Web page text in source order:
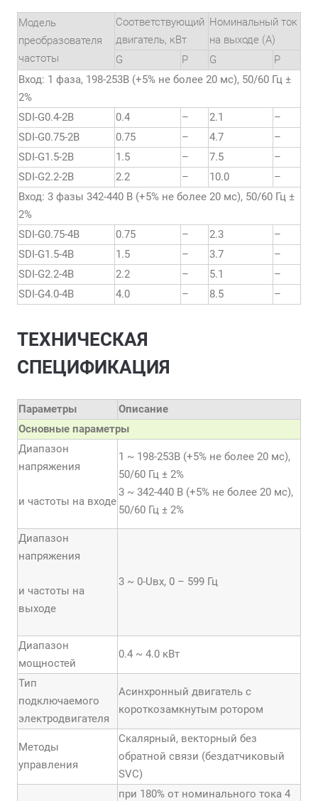
Модель
преобразователя
частоты
Соответствующий
двигатель, кВт
Номинальный ток
на выходе (А)
G
P G
P
Вход: 1 фаза, 198-253В (+5% не более 20 мс), 50/60 Гц ±
2%
SDI-G0.4-2B
0.4 – 2.1
–
SDI-G0.75-2B
0.75 – 4.7
–
SDI-G1.5-2B
1.5 – 7.5
–
SDI-G2.2-2B
2.2 – 10.0
–
Вход: 3 фазы 342-440 В (+5% не более 20 мс), 50/60 Гц ±
2%
SDI-G0.75-4B
0.75 – 2.3
–
SDI-G1.5-4B
1.5 – 3.7
–
SDI-G2.2-4B
2.2 – 5.1
–
SDI-G4.0-4B
4.0 – 8.5 –
ТЕХНИЧЕСКАЯ
СПЕЦИФИКАЦИЯ
Параметры
Описание
Основные параметры
Диапазон
напряжения
и частоты на входе
1 ~ 198-253В (+5% не более 20 мс),
50/60 Гц ± 2%
3 ~ 342-440 В (+5% не более 20 мс),
50/60 Гц ± 2%
Диапазон
напряжения
и частоты на
выходе
3 ~ 0-Uвх, 0 – 599 Гц
Диапазон
мощностей
0.4 ~ 4.0 кВт
Тип
подключаемого
электродвигателя
Асинхронный двигатель с
короткозамкнутым ротором
Методы
управления
Скалярный, векторный без
обратной связи (бездатчиковый
SVC)
при 180% от номинального тока 4